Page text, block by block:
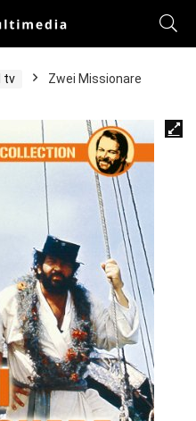
tv Zwei Missionare